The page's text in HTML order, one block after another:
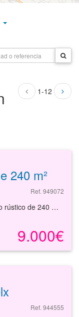
1-12
240 m²
Ref. 949072
Se vende el 14% del proindiviso de un suelo rústico de 240 m² ubicado en Elche, Alicante. Se trata de un suelo no urbanizable de 240 m² situado dentro de la referencia catastral 2176026YH0327E0001FW que corresponde a un huerto perteneciente a Patrimonio Municipal. El suelo rústico se sitúa en la zona de Partida Huertos y Molinos, en la periferia de Elche, con accesos directos a través de la carretera CV-851 y la N-340, que conectan con el centro de la ciudad y otras áreas del municipio. La zona cuenta con servicios de autobuses urbanos que enlazan con diferentes puntos de Elche, facilitando la movilidad dentro del término municipal. En las inmediaciones se pueden encontrar servicios como supermercados, restaurantes, instalaciones deportivas, centros educativos, oficinas bancarias y otros negocios comerciales. Entre los puntos de interés cercanos destacan el Parque Municipal de Elche, el Museo Escolar de Puçol y el Centro de Salud El Pla. Además, la ciudad dispone de infraestructuras relevantes como el Hospital General Universitario de Elche y el centro comercial L´Aljub, así como espacios culturales y de ocio reconocidos en la localidad. Con nuestros servicios podrá encontrar el suelo rústico que necesita y asegurar su inversión con el mejor de los asesoramientos especializados. Empiece ahora mismo pidiendo más información. Un responsable cercano a usted le atenderá personalmente.
9.000€
Ref. 944555